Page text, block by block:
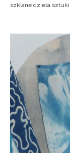
szklane dzieła